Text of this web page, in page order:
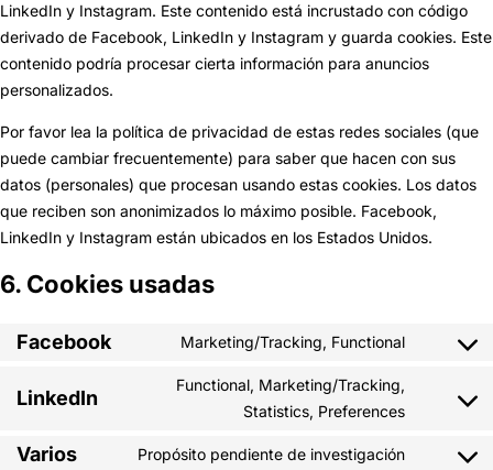
LinkedIn y Instagram. Este contenido está incrustado con código
derivado de Facebook, LinkedIn y Instagram y guarda cookies. Este
contenido podría procesar cierta información para anuncios
personalizados.
Por favor lea la política de privacidad de estas redes sociales (que
puede cambiar frecuentemente) para saber que hacen con sus
datos (personales) que procesan usando estas cookies. Los datos
que reciben son anonimizados lo máximo posible. Facebook,
LinkedIn y Instagram están ubicados en los Estados Unidos.
6. Cookies usadas
Facebook Marketing/Tracking, Functional
Consent
service
LinkedIn
Functional, Marketing/Tracking,
Statistics, Preferences
Consent
service
Varios Propósito pendiente de investigación
Consent